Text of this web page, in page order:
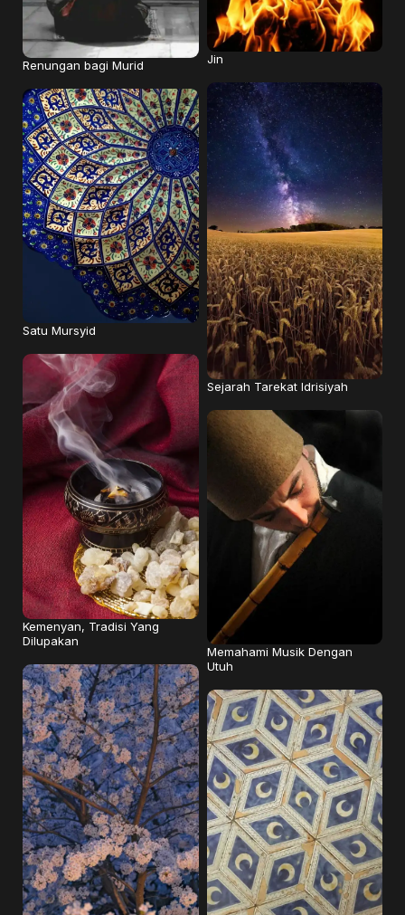
Renungan bagi Murid Jin
Satu Mursyid
Sejarah Tarekat Idrisiyah
Kemenyan, Tradisi Yang
Dilupakan
Memahami Musik Dengan
Utuh